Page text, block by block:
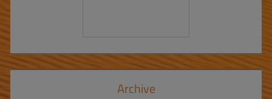
Archive